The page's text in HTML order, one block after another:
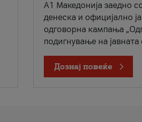
A1 Македонија заедно
денеска и официјално
одговорна кампања
подигнување на јавната
Дознај повеќе